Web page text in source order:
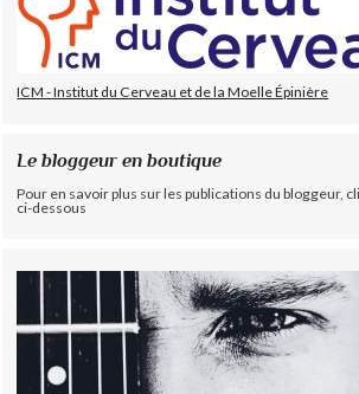
ICM - Institut du Cerveau et de la Moelle Épinière
Le bloggeur en boutique
Pour en savoir plus sur les publications du bloggeur,
ci-dessous